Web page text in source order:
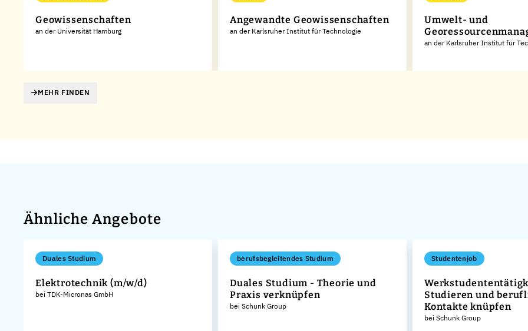
Geowissenschaften
an der Universität Hamburg
Angewandte Geowissenschaften
an der Karlsruher Institut für Technologie
Umwelt- und
an der Karlsruher Institut für
MEHR FINDEN
Ähnliche Angebote
Duales Studium
Elektrotechnik (m/w/d)
bei TDK-Micronas GmbH
berufsbegleitendes Studium
Duales Studium - Theorie und
Praxis verknüpfen
bei Schunk Group
Studentenjob
Studieren und
Kontakte knüpfen
bei Schunk Group